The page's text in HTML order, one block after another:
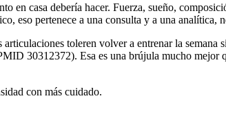
en casa debería hacer. Fuerza, sueño,
eso pertenece a una consulta y a una analítica,
toleren volver a entrenar la semana
30312372). Esa es una brújula mucho mejor
con más cuidado.